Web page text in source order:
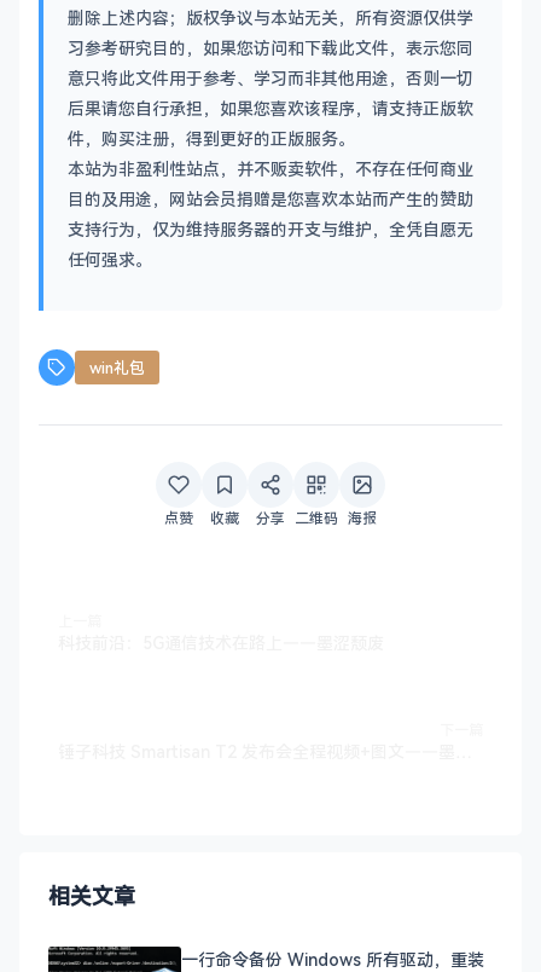
删除上述内容；版权争议与本站无关，所有资源仅供学
习参考研究目的，如果您访问和下载此文件，表示您同
意只将此文件用于参考、学习而非其他用途，否则一切
后果请您自行承担，如果您喜欢该程序，请支持正版软
件，购买注册，得到更好的正版服务。
本站为非盈利性站点，并不贩卖软件，不存在任何商业
目的及用途，网站会员捐赠是您喜欢本站而产生的赞助
支持行为，仅为维持服务器的开支与维护，全凭自愿无
任何强求。
win礼包
点赞 收藏 分享 二维码 海报
相关文章
一行命令备份 Windows 所有驱动，重装